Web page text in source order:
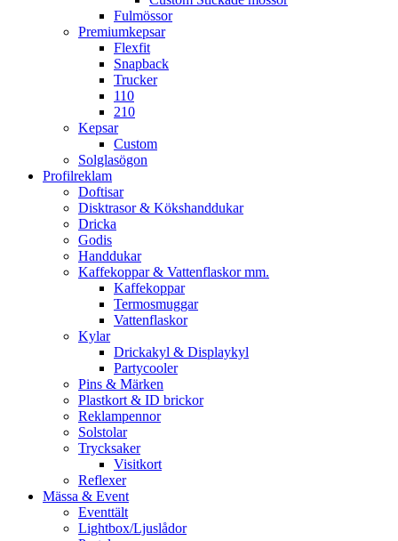
Fulmössor
Premiumkepsar
Flexfit
Snapback
Trucker
110
210
Kepsar
Custom
Solglasögon
Profilreklam
Doftisar
Disktrasor & Kökshanddukar
Dricka
Godis
Handdukar
Kaffekoppar & Vattenflaskor mm.
Kaffekoppar
Termosmuggar
Vattenflaskor
Kylar
Drickakyl & Displaykyl
Partycooler
Pins & Märken
Plastkort & ID brickor
Reklampennor
Solstolar
Trycksaker
Visitkort
Reflexer
Mässa & Event
Eventtält
Lightbox/Ljuslådor